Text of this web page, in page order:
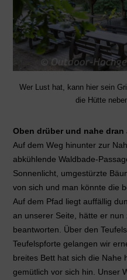
Wer Lust hat, kann hier sein
die Hütte
Oben drüber und nahe
Auf dem Weg hinunter zur
abkühlende Waldbade-
Sonnenlicht, umgestürzte
von sich und man könnte die
Auf dem Pfad liegt auffällig
an unserer Seite, hätte er
beantworten. Über den
Teufelspforte gelangen wir
breites Bett hat sich die Nahe
gemütlich vor sich hin. Unser